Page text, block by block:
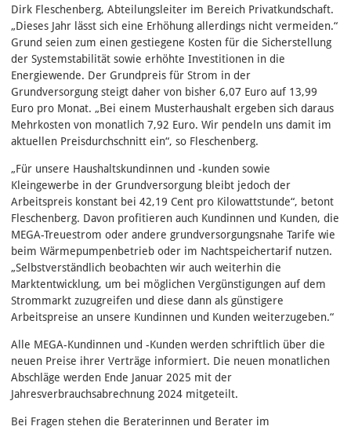
Dirk Fleschenberg, Abteilungsleiter im Bereich Privatkundschaft.
„Dieses Jahr lässt sich eine Erhöhung allerdings nicht vermeiden.“
Grund seien zum einen gestiegene Kosten für die Sicherstellung
der Systemstabilität sowie erhöhte Investitionen in die
Energiewende. Der Grundpreis für Strom in der
Grundversorgung steigt daher von bisher 6,07 Euro auf 13,99
Euro pro Monat. „Bei einem Musterhaushalt ergeben sich daraus
Mehrkosten von monatlich 7,92 Euro. Wir pendeln uns damit im
aktuellen Preisdurchschnitt ein“, so Fleschenberg.
„Für unsere Haushaltskundinnen und -kunden sowie
Kleingewerbe in der Grundversorgung bleibt jedoch der
Arbeitspreis konstant bei 42,19 Cent pro Kilowattstunde“, betont
Fleschenberg. Davon profitieren auch Kundinnen und Kunden, die
MEGA-Treuestrom oder andere grundversorgungsnahe Tarife wie
beim Wärmepumpenbetrieb oder im Nachtspeichertarif nutzen.
„Selbstverständlich beobachten wir auch weiterhin die
Marktentwicklung, um bei möglichen Vergünstigungen auf dem
Strommarkt zuzugreifen und diese dann als günstigere
Arbeitspreise an unsere Kundinnen und Kunden weiterzugeben.“
Alle MEGA-Kundinnen und -Kunden werden schriftlich über die
neuen Preise ihrer Verträge informiert. Die neuen monatlichen
Abschläge werden Ende Januar 2025 mit der
Jahresverbrauchsabrechnung 2024 mitgeteilt.
Bei Fragen stehen die Beraterinnen und Berater im